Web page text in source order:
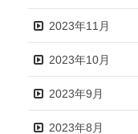
2023年11月
2023年10月
2023年9月
2023年8月